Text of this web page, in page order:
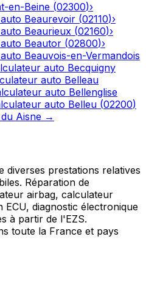
en-Beine (02300)›
Beaurevoir (02110)›
Beaurieux (02160)›
Beautor (02800)›
Beauvois-en-Vermandois
auto Becquigny
auto Belleau
auto Bellenglise
auto Belleu (02200)
Aisne →
prestations relatives
Réparation de
airbag, calculateur
diagnostic électronique
à partir de l'EZS.
toute la France et pays